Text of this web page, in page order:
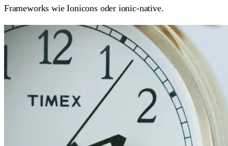
Frameworks wie Ionicons oder ionic-native.